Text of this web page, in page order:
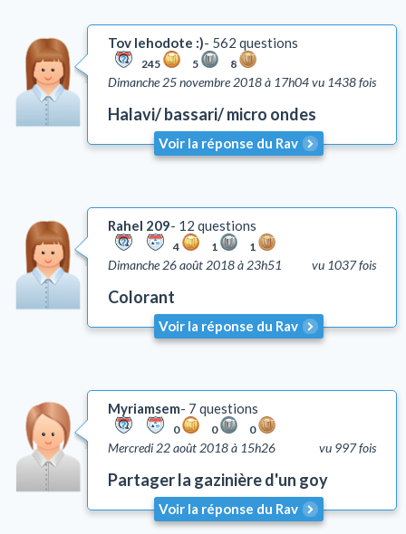
Tov lehodote :) 562 questions
245 5 8
vu 1438 fois
Dimanche 25 novembre 2018 à 17h04
Halavi/ bassari/ micro ondes
Voir la réponse du Rav
Rahel 209 12 questions
4 1 1
vu 1037 fois
Dimanche 26 août 2018 à 23h51
Colorant
Voir la réponse du Rav
Myriamsem 7 questions
0 0 0
vu 997 fois
Mercredi 22 août 2018 à 15h26
Partager la gazinière d'un goy
Voir la réponse du Rav